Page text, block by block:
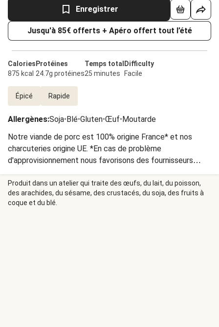
Enregistrer
Jusqu'à 85€ offerts + Apéro offert tout l’été
Calories
875 kcal
Protéines
24.7g protéines
Temps total
25 minutes
Difficulty
Facile
Épicé Rapide
Allergènes:Soja•Blé•Gluten•Œuf•Moutarde
Notre viande de porc est 100% origine France* et nos
charcuteries origine UE. *En cas de problème
d'approvisionnement nous favorisons des fournisseurs
européens de qualité équivalente.
Produit dans un atelier qui traite des œufs, du lait, du poisson,
des arachides, du sésame, des crustacés, du soja, des fruits à
coque et du blé.